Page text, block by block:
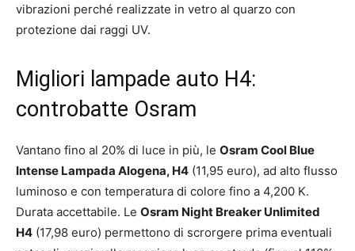
vibrazioni perché realizzate in vetro al quarzo con
protezione dai raggi UV.
Migliori lampade auto H4:
controbatte Osram
Vantano fino al 20% di luce in più, le Osram Cool Blue
Intense Lampada Alogena, H4 (11,95 euro), ad alto flusso
luminoso e con temperatura di colore fino a 4,200 K.
Durata accettabile. Le Osram Night Breaker Unlimited
H4 (17,98 euro) permettono di scrorgere prima eventuali